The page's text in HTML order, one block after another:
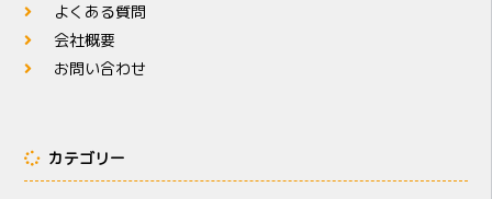
よくある質問
会社概要
お問い合わせ
カテゴリー